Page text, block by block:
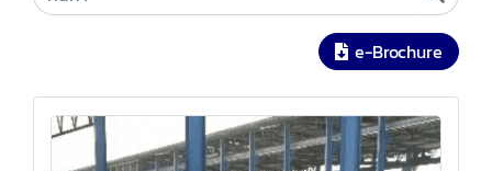
e-Brochure